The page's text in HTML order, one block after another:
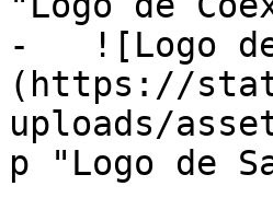
-   ![Logo de
(https://
uploads/
p "Logo de